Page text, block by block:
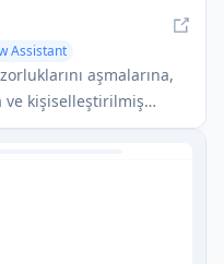
Assistant
aşmalarına,
ve kişiselleştirilmiş
bir kariyer